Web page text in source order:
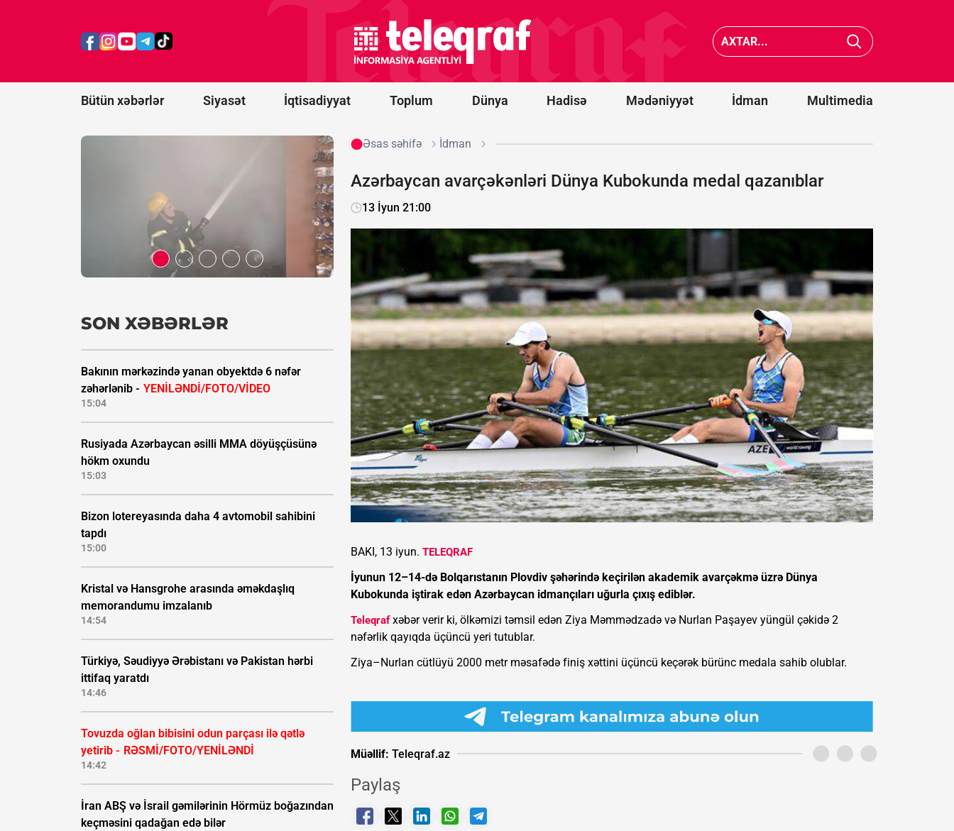
Bütün xəbərlər Siyasət İqtisadiyyat Toplum Dünya Hadisə Mədəniyyət İdman Multimedia
Bakının mərkəzində
YENİLƏNDİ/FOTO/VİDEO
Xameneinin
səhhəti
kəskin
pisləşdi -
Hər an ölə
Saakaşvili:
Məni buna
görə
bilmirlər
SON XƏBƏRLƏR
Bakının mərkəzində yanan obyektdə 6 nəfər
zəhərlənib - YENİLƏNDİ/FOTO/VİDEO
15:04
Rusiyada Azərbaycan əsilli MMA döyüşçüsünə
hökm oxundu
15:03
Bizon lotereyasında daha 4 avtomobil sahibini
tapdı
15:00
Kristal və Hansgrohe arasında əməkdaşlıq
memorandumu imzalanıb
14:54
Türkiyə, Səudiyyə Ərəbistanı və Pakistan hərbi
ittifaq yaratdı
14:46
Tovuzda oğlan bibisini odun parçası ilə qətlə
yetirib - RƏSMİ/FOTO/YENİLƏNDİ
14:42
İran ABŞ və İsrail gəmilərinin Hörmüz boğazından
keçməsini qadağan edə bilər
Əsas səhifə İdman
Azərbaycan avarçəkənləri Dünya Kubokunda medal qazanıblar
13 İyun 21:00
BAKI, 13 iyun. TELEQRAF
İyunun 12–14-də Bolqarıstanın Plovdiv şəhərində keçirilən akademik avarçəkmə üzrə Dünya
Kubokunda iştirak edən Azərbaycan idmançıları uğurla çıxış ediblər.
Teleqrafxəbər verir ki, ölkəmizi təmsil edən Ziya Məmmədzadə və Nurlan Paşayev yüngül çəkidə 2
nəfərlik qayıqda üçüncü yeri tutublar.
Ziya–Nurlan cütlüyü 2000 metr məsafədə finiş xəttini üçüncü keçərək bürünc medala sahib olublar.
Müəllif: Teleqraf.az
Paylaş